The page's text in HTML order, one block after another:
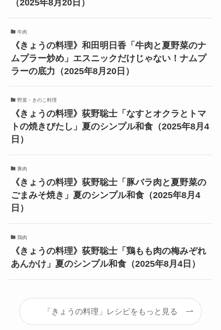
（2025年8月20日）
牛肉
《きょうの料理》和田明日香「牛肉と夏野菜のナ
ムプラー炒め」エスニックだけじゃない！ナムプ
ラーの底力（2025年8月20日）
野菜・きのこ料理
《きょうの料理》荻野聡士「なすとオクラとトマ
トの焼きびたし」夏のシンプル和食（2025年8月4
日）
豚肉
《きょうの料理》荻野聡士「豚バラ肉と夏野菜の
ごまみそ焼き」夏のシンプル和食（2025年8月4
日）
鶏肉
《きょうの料理》荻野聡士「鶏もも肉の梅みぞれ
あんかけ」夏のシンプル和食（2025年8月4日）
「きょうの料理」レシピをもっと見る